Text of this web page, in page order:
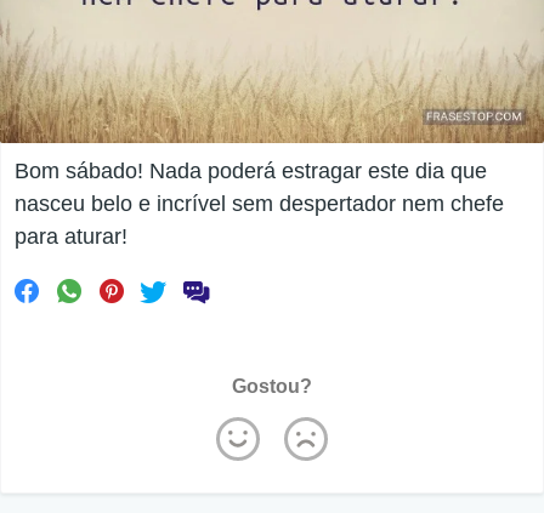
Bom sábado! Nada poderá estragar este dia que
nasceu belo e incrível sem despertador nem chefe
para aturar!
Gostou?